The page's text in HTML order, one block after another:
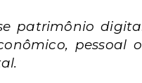
patrimônio
pessoal